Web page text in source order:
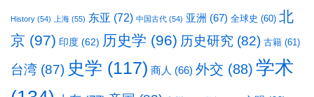
History (54) 上海 (55) 东亚 (72) 中国古代 (54) 亚洲 (67) 全球史 (60) 北
京 (97) 印度 (62) 历史学 (96) 历史研究 (82) 古籍 (61)
台湾 (87) 史学 (117) 商人 (66) 外交 (88) 学术